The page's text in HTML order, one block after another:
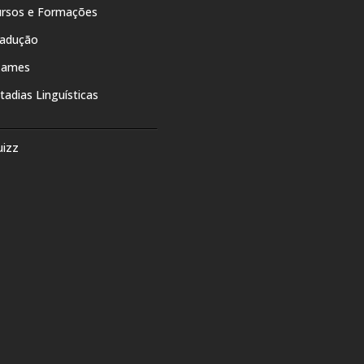
e Formações
Linguísticas